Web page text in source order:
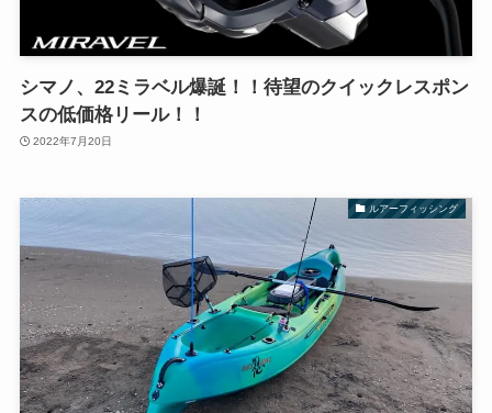
シマノ、22ミラベル爆誕！！待望のクイックレスポン
スの低価格リール！！
2022年7月20日
ルアーフィッシング